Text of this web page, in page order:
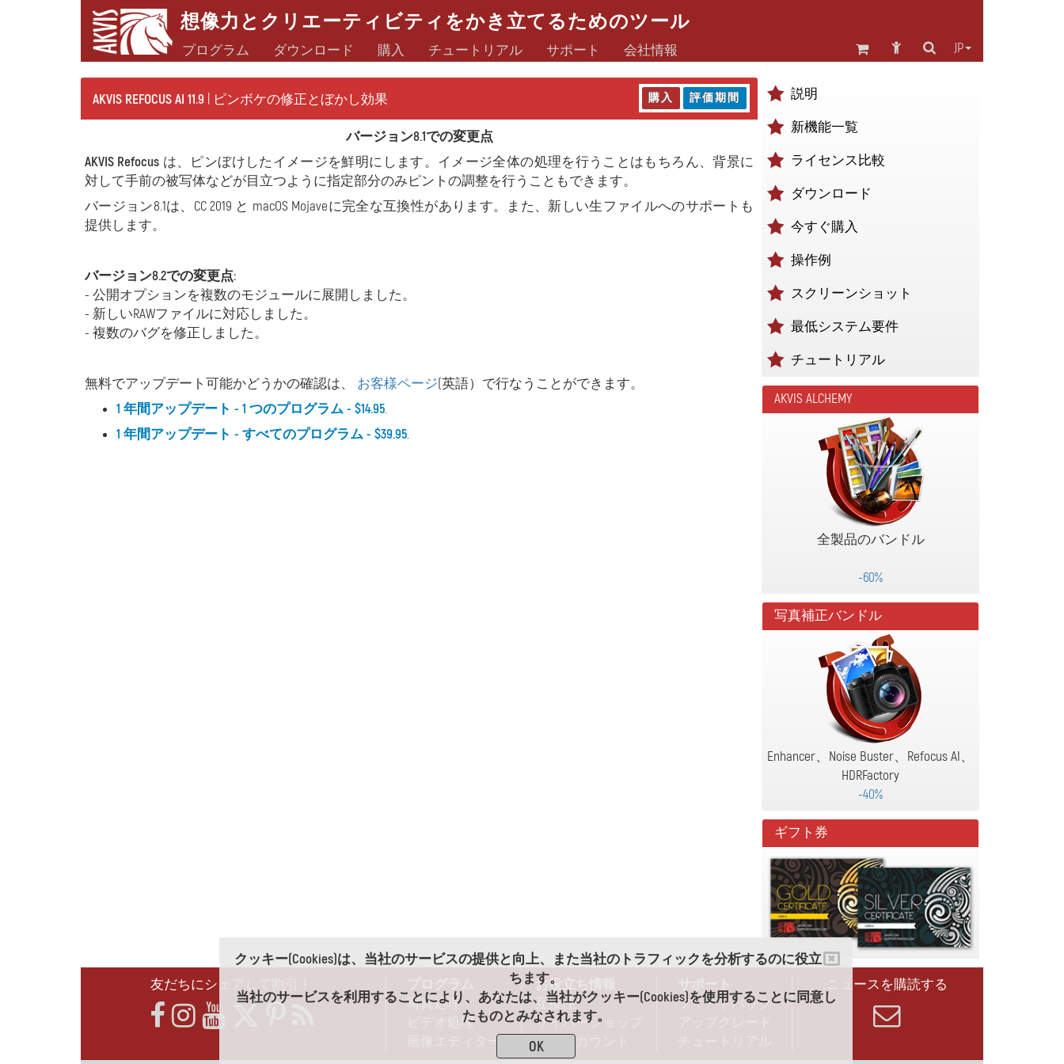
クッキー(Cookies)は、当社のサービスの提供と向上、また当社のトラフィックを分析するのに役立
ちます。
当社のサービスを利用することにより、あなたは、当社がクッキー(Cookies)を使用することに同意し
たものとみなされます。
OK
想像力とクリエーティビティをかき立てるためのツール
JP
プログラム ダウンロード 購入 チュートリアル サポート 会社情報
AKVIS REFOCUS AI 11.9 | ピンボケの修正とぼかし効果 購入 評価期間
バージョン8.1での変更点
AKVIS Refocus は、ピンぼけしたイメージを鮮明にします。イメージ全体の処理を行うことはもちろん、背景に
対して手前の被写体などが目立つように指定部分のみピントの調整を行うこともできます。
バージョン8.1は、CC 2019 と macOS Mojaveに完全な互換性があります。また、新しい生ファイルへのサポートも
提供します。
バージョン8.2での変更点:
- 公開オプションを複数のモジュールに展開しました。
- 新しいRAWファイルに対応しました。
- 複数のバグを修正しました。
無料でアップデート可能かどうかの確認は、 お客様ページ(英語）で行なうことができます。
1 年間アップデート - 1 つのプログラム - $14.95.
1 年間アップデート - すべてのプログラム - $39.95.
説明
新機能一覧
ライセンス比較
ダウンロード
今すぐ購入
操作例
スクリーンショット
最低システム要件
チュートリアル
AKVIS ALCHEMY
全製品のバンドル
-60%
写真補正バンドル
Enhancer、Noise Buster、Refocus AI、
HDRFactory
-40%
ギフト券
友だちにシェアして割引！
写真処理
ビデオ処理
画像エディター
お役立ち情報
互換性
サイバーショップ
ディスカウント
フィードバック
ニュースを購読する